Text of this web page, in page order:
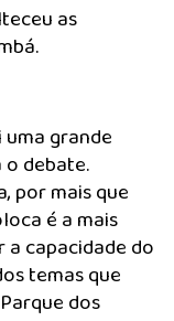
as
grande
debate.
por mais que
é a mais
capacidade do
temas que
dos